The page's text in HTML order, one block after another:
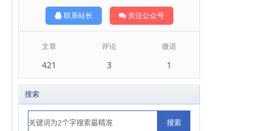
联系站长 关注公众号
文章
421
评论
3
微语
1
搜索